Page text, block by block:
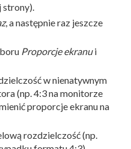
strony).
, a następnie raz jeszcze
Proporcje ekranui
w nienatywnym
(np. 4:3 na monitorze
proporcje ekranu na
rozdzielczość (np.